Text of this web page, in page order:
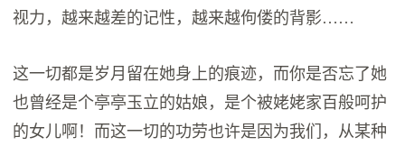
视力，越来越差的记性，越来越佝偻的背影……
这一切都是岁月留在她身上的痕迹，而你是否忘了她
也曾经是个亭亭玉立的姑娘，是个被姥姥家百般呵护
的女儿啊！而这一切的功劳也许是因为我们，从某种